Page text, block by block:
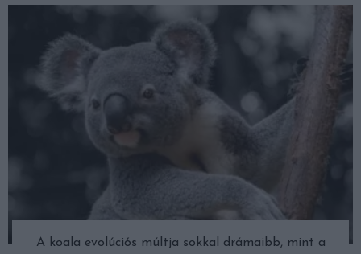
A koala evolúciós múltja sokkal drámaibb, mint a